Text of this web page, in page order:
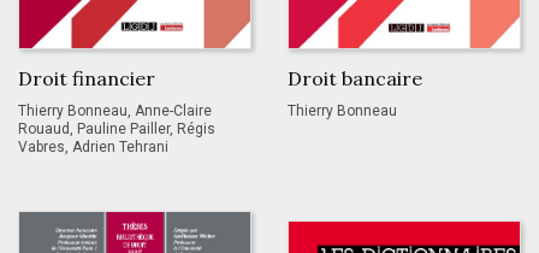
Droit financier
Thierry Bonneau, Anne-Claire
Rouaud, Pauline Pailler, Régis
Vabres, Adrien Tehrani
Droit bancaire
Thierry Bonneau